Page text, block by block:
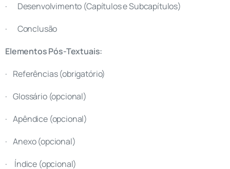
· Desenvolvimento (Capítulos e Subcapítulos)
· Conclusão
Elementos Pós-Textuais:
· Referências (obrigatório)
· Glossário (opcional)
· Apêndice (opcional)
· Anexo (opcional)
· Índice (opcional)